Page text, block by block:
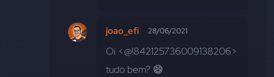
joao_efi 28/06/2021
Oi <@!842125736009138206>
tudo bem? 😄